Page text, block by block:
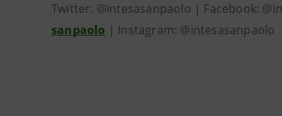
Twitter: @intesasanpaolo | Facebook:
sanpaolo | Instagram: @intesasanpaolo